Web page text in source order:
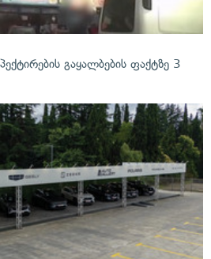
გაყალბების ფაქტზე 3